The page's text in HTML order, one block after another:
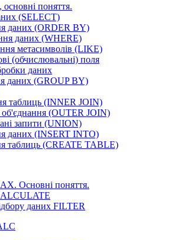
поняття.
(SELECT)
даних (ORDER BY)
даних (WHERE)
метасимволів (LIKE)
(обчислювальні) поля
даних
даних (GROUP BY)
таблиць (INNER JOIN)
об'єднання (OUTER JOIN)
запити (UNION)
даних (INSERT INTO)
таблиць (CREATE TABLE)
Основні поняття.
даних FILTER